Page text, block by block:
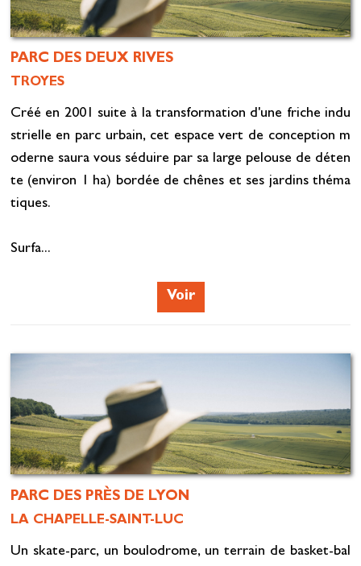
PARC DES DEUX RIVES
TROYES
Créé en 2001 suite à la transformation d'une friche indu
strielle en parc urbain, cet espace vert de conception m
oderne saura vous séduire par sa large pelouse de déten
te (environ 1 ha) bordée de chênes et ses jardins théma
tiques.
Surfa...
Voir
PARC DES PRÈS DE LYON
LA CHAPELLE-SAINT-LUC
Un skate-parc, un boulodrome, un terrain de basket-bal